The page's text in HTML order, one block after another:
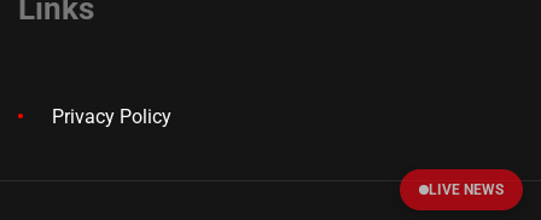
Links
Privacy Policy
LIVE NEWS